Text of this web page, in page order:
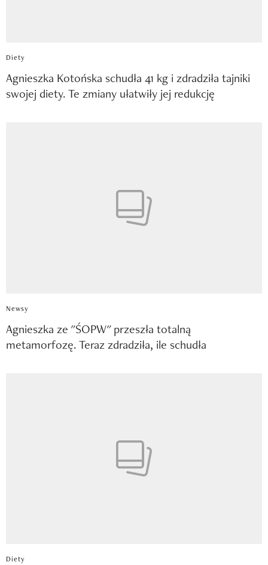
Diety
Agnieszka Kotońska schudła 41 kg i zdradziła tajniki
swojej diety. Te zmiany ułatwiły jej redukcję
Newsy
Agnieszka ze "ŚOPW" przeszła totalną
metamorfozę. Teraz zdradziła, ile schudła
Diety